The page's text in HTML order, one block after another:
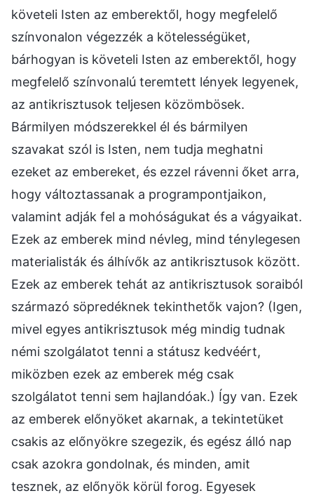
követeli Isten az emberektől, hogy megfelelő
színvonalon végezzék a kötelességüket,
bárhogyan is követeli Isten az emberektől, hogy
megfelelő színvonalú teremtett lények legyenek,
az antikrisztusok teljesen közömbösek.
Bármilyen módszerekkel él és bármilyen
szavakat szól is Isten, nem tudja meghatni
ezeket az embereket, és ezzel rávenni őket arra,
hogy változtassanak a programpontjaikon,
valamint adják fel a mohóságukat és a vágyaikat.
Ezek az emberek mind névleg, mind ténylegesen
materialisták és álhívők az antikrisztusok között.
Ezek az emberek tehát az antikrisztusok soraiból
származó söpredéknek tekinthetők vajon? (Igen,
mivel egyes antikrisztusok még mindig tudnak
némi szolgálatot tenni a státusz kedvéért,
miközben ezek az emberek még csak
szolgálatot tenni sem hajlandóak.) Így van. Ezek
az emberek előnyöket akarnak, a tekintetüket
csakis az előnyökre szegezik, és egész álló nap
csak azokra gondolnak, és minden, amit
tesznek, az előnyök körül forog. Egyesek